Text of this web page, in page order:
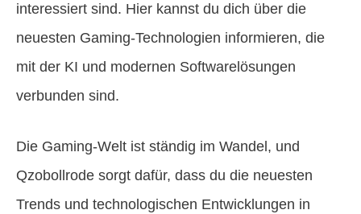
interessiert sind. Hier kannst du dich über die
neuesten Gaming-Technologien informieren, die
mit der KI und modernen Softwarelösungen
verbunden sind.
Die Gaming-Welt ist ständig im Wandel, und
Qzobollrode sorgt dafür, dass du die neuesten
Trends und technologischen Entwicklungen in